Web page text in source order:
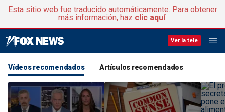
Esta sitio web fue traducido automáticamente. Para obtener
más información, haz clic aquí.
Ver la tele
Vídeos recomendados Artículos recomendados